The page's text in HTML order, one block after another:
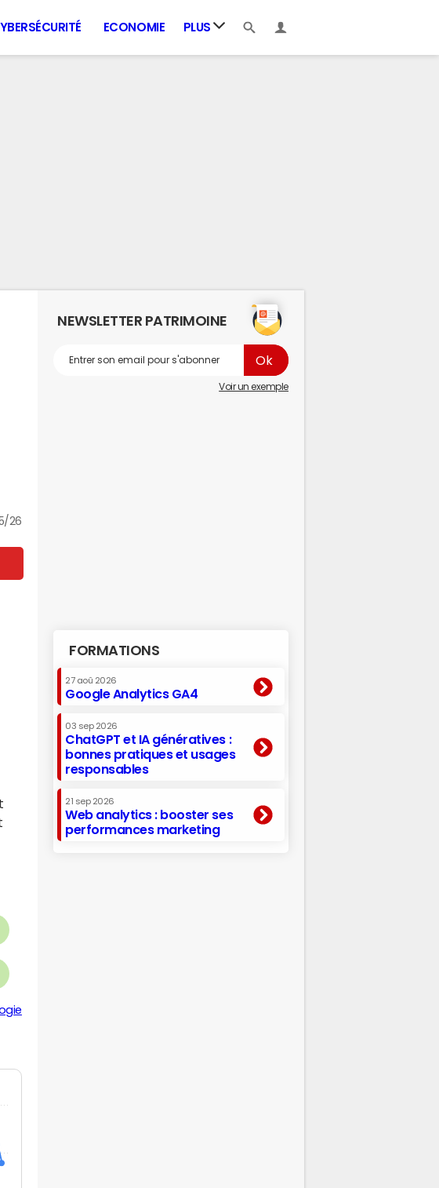
ECONOMIE PLUS
26
NEWSLETTER PATRIMOINE
Voir un exemple
FORMATIONS
27 aoû 2026
Google Analytics GA4
03 sep 2026
ChatGPT et IA génératives :
bonnes pratiques et usages
responsables
21 sep 2026
Web analytics : booster ses
performances marketing